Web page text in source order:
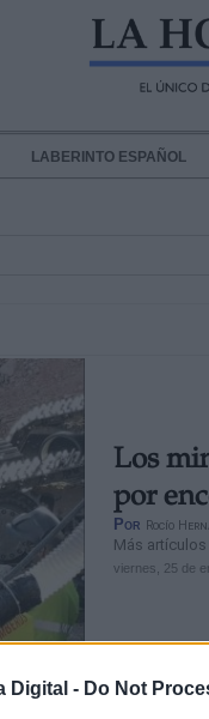
Digital - Do Not
LABERINTO ESPAÑOL
Los
por
Por Rocío
Más
viernes, 25 de